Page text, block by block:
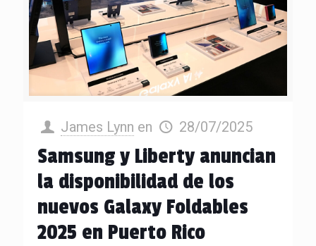
James Lynn en 28/07/2025
Samsung y Liberty anuncian
la disponibilidad de los
nuevos Galaxy Foldables
2025 en Puerto Rico